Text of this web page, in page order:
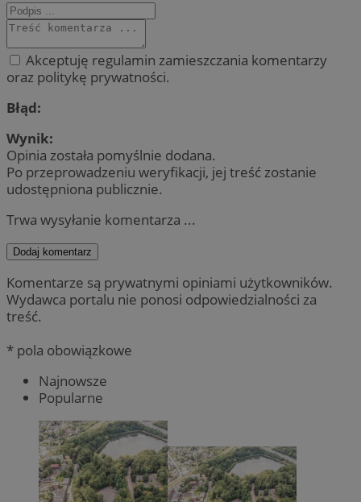
Akceptuję regulamin zamieszczania komentarzy
oraz politykę prywatności.
Błąd:
Wynik:
Opinia została pomyślnie dodana.
Po przeprowadzeniu weryfikacji, jej treść zostanie
udostępniona publicznie.
Trwa wysyłanie komentarza ...
Dodaj komentarz
Komentarze są prywatnymi opiniami użytkowników.
Wydawca portalu nie ponosi odpowiedzialności za
treść.
* pola obowiązkowe
Najnowsze
Popularne